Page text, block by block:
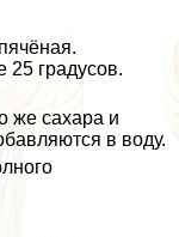
25 градусов.
же сахара и
в воду.